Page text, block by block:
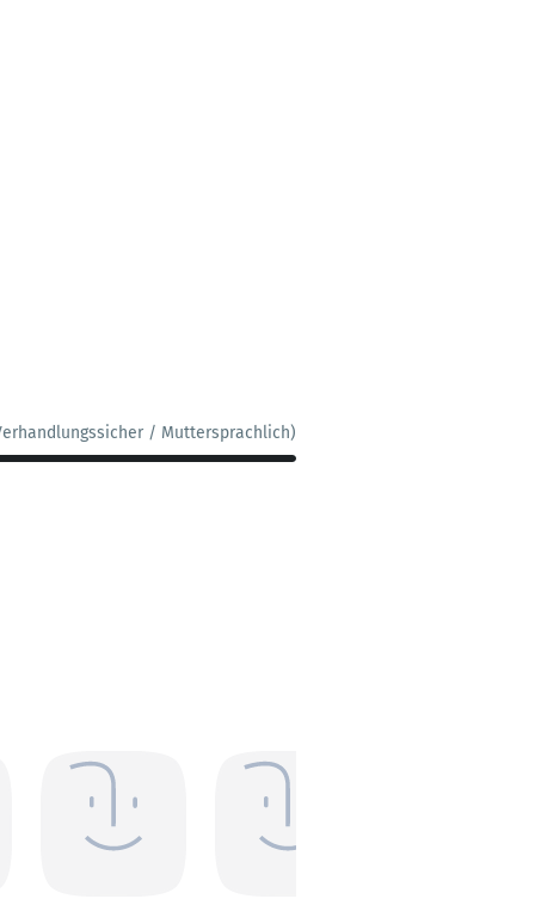
/ Muttersprachlich)